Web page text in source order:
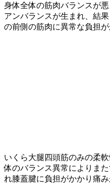
身体全体の筋肉バランスが
アンバランスが生まれ、結
の前側の筋肉に異常な負担が
いくら大腿四頭筋のみの柔
体のバランス異常によりま
れ膝蓋腱に負担がかかり痛